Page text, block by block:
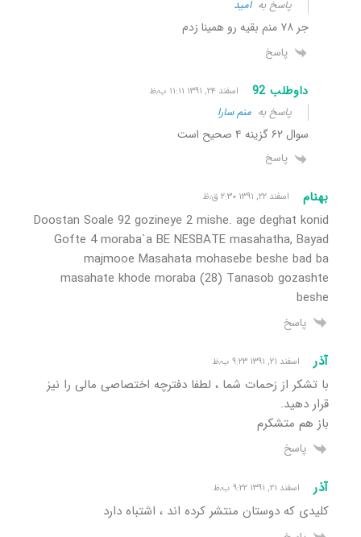
پاسخ بهامید
جر ۷۸ منم بقیه رو همینا زدم
پاسخ
داوطلب 92 اسفند ۲۴, ۱۳۹۱ ۱۱:۱۱ ب٫ظ
پاسخ به منم سارا
سوال ۶۲ گزینه ۴ صحیح است
پاسخ
بهنام اسفند ۲۲, ۱۳۹۱ ۲:۳۰ ق٫ظ
Doostan Soale 92 gozineye 2 mishe. age deghat konid
Gofte 4 moraba`a BE NESBATE masahatha, Bayad
majmooe Masahata mohasebe beshe bad ba
masahate khode moraba (28) Tanasob gozashte
beshe
پاسخ
آذر اسفند ۲۱, ۱۳۹۱ ۹:۲۳ ب٫ظ
با تشکر از زحمات شما ، لطفا دفترچه اختصاصی مالی را نیز
قرار دهید.
باز هم متشکرم
پاسخ
آذر اسفند ۲۱, ۱۳۹۱ ۹:۲۲ ب٫ظ
کلیدی که دوستان منتشر کرده اند ، اشتباه دارد